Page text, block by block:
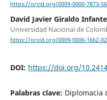
https://orcid.org/0009-0000-7873-
David Javier Giraldo Infante
Universidad Nacional de
https://orcid.org/0009-0006-1662-
DOI: https://doi.org/
Palabras clave: Diplomacia